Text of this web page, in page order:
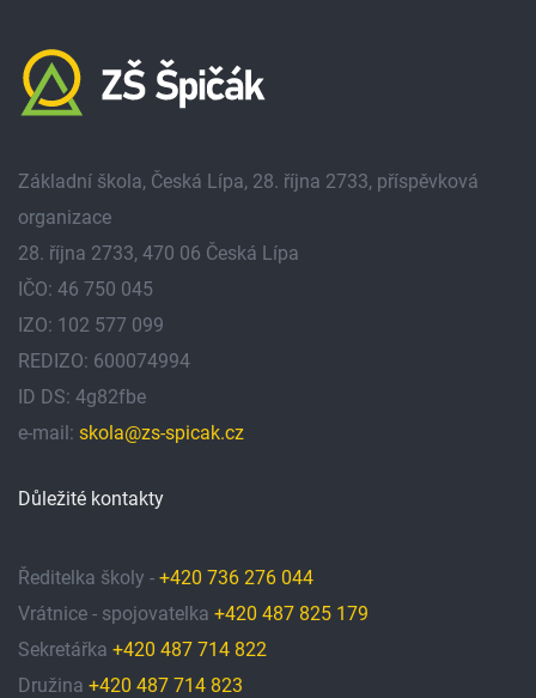
Základní škola, Česká Lípa, 28. října 2733, příspěvková
organizace
28. října 2733, 470 06 Česká Lípa
IČO: 46 750 045
IZO: 102 577 099
REDIZO: 600074994
ID DS: 4g82fbe
e-mail: skola@zs-spicak.cz
Důležité kontakty
Ředitelka školy - +420 736 276 044
Vrátnice - spojovatelka +420 487 825 179
Sekretářka +420 487 714 822
Družina +420 487 714 823